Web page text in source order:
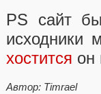
PS сайт
исходники
хостится
Автор: Timrael